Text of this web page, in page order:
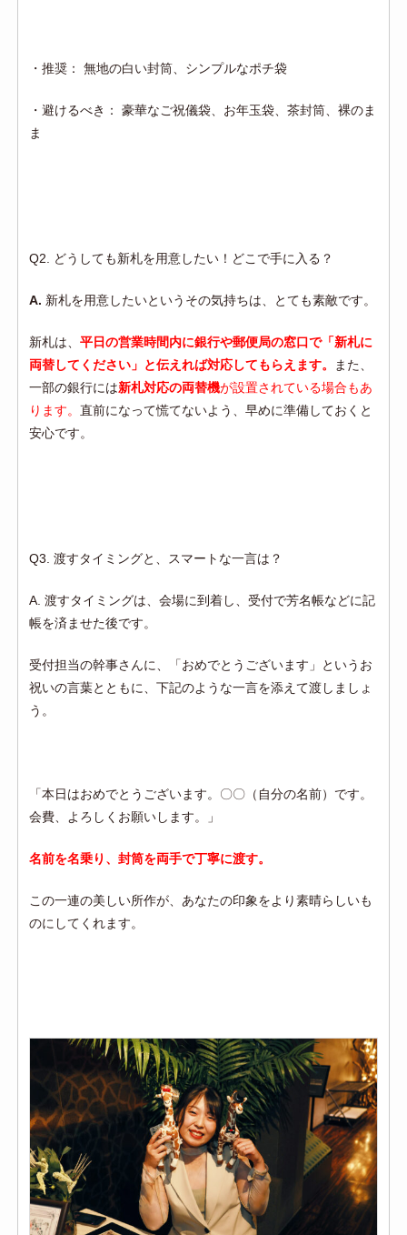
・推奨： 無地の白い封筒、シンプルなポチ袋
・避けるべき： 豪華なご祝儀袋、お年玉袋、茶封筒、裸のま
ま
Q2. どうしても新札を用意したい！どこで手に入る？
A. 新札を用意したいというその気持ちは、とても素敵です。
新札は、平日の営業時間内に銀行や郵便局の窓口で「新札に
両替してください」と伝えれば対応してもらえます。
また、
一部の銀行には新札対応の両替機が設置されている場合もあ
ります。直前になって慌てないよう、早めに準備しておくと
安心です。
Q3. 渡すタイミングと、スマートな一言は？
A. 渡すタイミングは、会場に到着し、受付で芳名帳などに記
帳を済ませた後です。
受付担当の幹事さんに、「おめでとうございます」というお
祝いの言葉とともに、下記のような一言を添えて渡しましょ
う。
「本日はおめでとうございます。〇〇（自分の名前）です。
会費、よろしくお願いします。」
名前を名乗り、封筒を両手で丁寧に渡す。
この一連の美しい所作が、あなたの印象をより素晴らしいも
のにしてくれます。